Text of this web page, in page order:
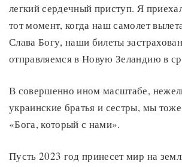
легкий сердечный приступ. Я
тот момент, когда наш самолет
Слава Богу, наши билеты
отправляемся в Новую Зеландию в
В совершенно ином масштабе,
украинские братья и сестры, мы
«Бога, который с нами».
Пусть 2023 год принесет мир на